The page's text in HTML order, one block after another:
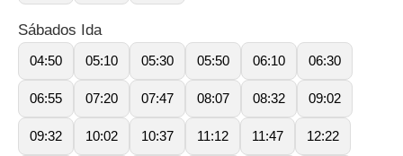
Sábados Ida
04:50 05:10 05:30 05:50 06:10 06:30
06:55 07:20 07:47 08:07 08:32 09:02
09:32 10:02 10:37 11:12 11:47 12:22